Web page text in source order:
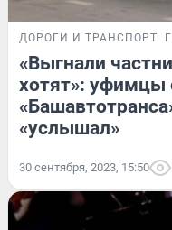
ДОРОГИ И ТРАНСПОРТ
«Выгнали
хотят»: уфимцы
«услышал»
30 сентября, 2023, 15:50